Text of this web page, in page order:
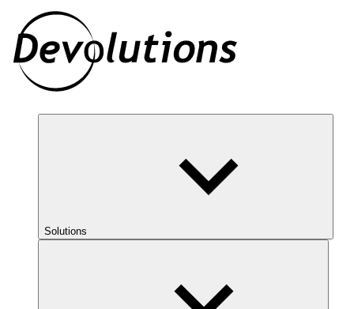
Solutions